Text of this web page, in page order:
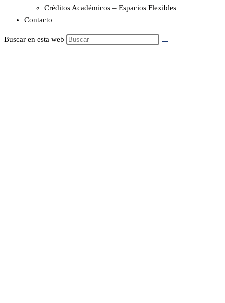
Créditos Académicos – Espacios Flexibles
Contacto
Buscar en esta web